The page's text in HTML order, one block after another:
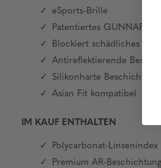
eSports-Brille
Patentiertes GUNNAR-
Blockiert schädliches
Antireflektierende
Silikonharte
Asian Fit kompatibel
IM KAUF ENTHALTEN
Polycarbonat-Linsenindex
Premium AR-Beschichtung